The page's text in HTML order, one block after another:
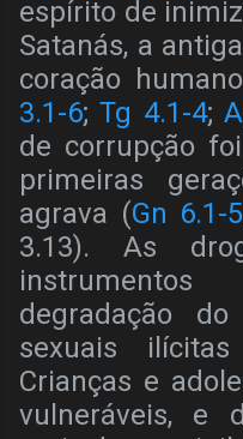
espírito de
Satanás, a
coração
3.1-6;Tg 4.1-4;
de corrupção
primeiras
agrava (Gn 6.1-5
3.13). As
degradação
sexuais
Crianças e
vulneráveis, e